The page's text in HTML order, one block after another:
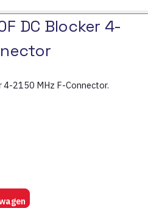
DC Blocker 4-
4-2150 MHz F-Connector.